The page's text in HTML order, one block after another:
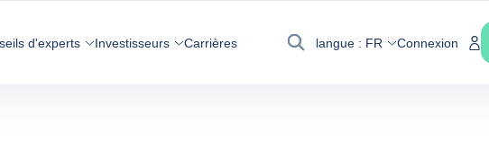
d'experts Investisseurs Carrières
Recherche
langue : FR Connexion